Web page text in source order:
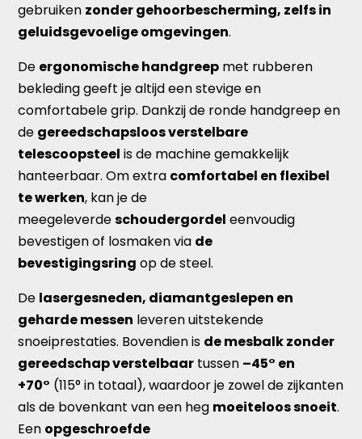
gebruiken zonder gehoorbescherming, zelfs in
geluidsgevoelige omgevingen.
De ergonomische handgreep met rubberen
bekleding geeft je altijd een stevige en
comfortabele grip. Dankzij de ronde handgreep en
de gereedschapsloos verstelbare
telescoopsteel is de machine gemakkelijk
hanteerbaar. Om extra comfortabel en flexibel
te werken, kan je de
meegeleverdeschoudergordel eenvoudig
bevestigen of losmaken via de
bevestigingsring op de steel.
De lasergesneden, diamantgeslepen en
geharde messen leveren uitstekende
snoeiprestaties. Bovendien is de mesbalk zonder
gereedschap verstelbaar tussen –45° en
+70° (115° in totaal), waardoor je zowel de zijkanten
als de bovenkant van een heg moeiteloos snoeit.
Een opgeschroefde